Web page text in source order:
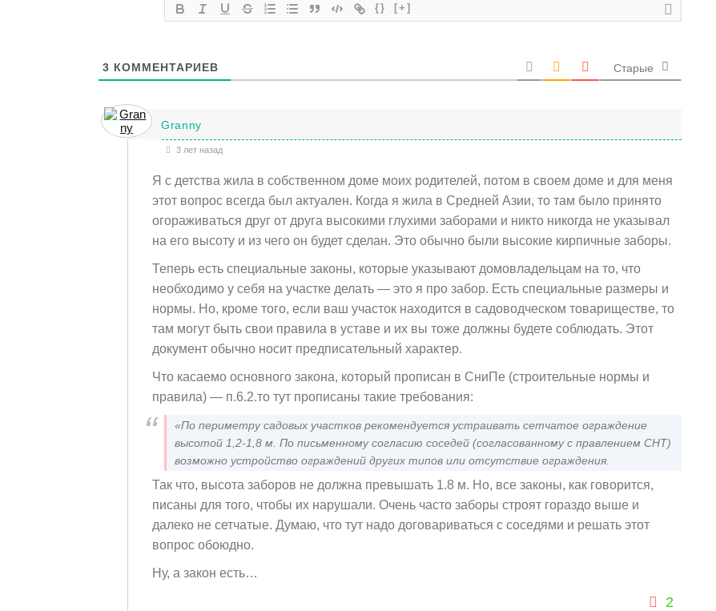
{} [+]
3 КОММЕНТАРИЕВ Старые
Granny
3 лет назад
Я с детства жила в собственном доме моих родителей, потом в своем доме и для меня
этот вопрос всегда был актуален. Когда я жила в Средней Азии, то там было принято
огораживаться друг от друга высокими глухими заборами и никто никогда не указывал
на его высоту и из чего он будет сделан. Это обычно были высокие кирпичные заборы.
Теперь есть специальные законы, которые указывают домовладельцам на то, что
необходимо у себя на участке делать — это я про забор. Есть специальные размеры и
нормы. Но, кроме того, если ваш участок находится в садоводческом товариществе, то
там могут быть свои правила в уставе и их вы тоже должны будете соблюдать. Этот
документ обычно носит предписательный характер.
Что касаемо основного закона, который прописан в СниПе (строительные нормы и
правила) — п.6.2.то тут прописаны такие требования:
«По периметру садовых участков рекомендуется устраивать сетчатое ограждение
высотой 1,2-1,8 м. По письменному согласию соседей (согласованному с правлением СНТ)
возможно устройство ограждений других типов или отсутствие ограждения.
Так что, высота заборов не должна превышать 1.8 м. Но, все законы, как говорится,
писаны для того, чтобы их нарушали. Очень часто заборы строят гораздо выше и
далеко не сетчатые. Думаю, что тут надо договариваться с соседями и решать этот
вопрос обоюдно.
Ну, а закон есть…
2